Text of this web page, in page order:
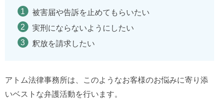
被害届や告訴を止めてもらいたい
実刑にならないようにしたい
釈放を請求したい
アトム法律事務所は、このようなお客様のお悩みに寄り添
いベストな弁護活動を行います。